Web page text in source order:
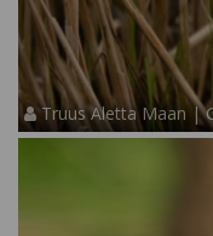
Truus Aletta Maan |